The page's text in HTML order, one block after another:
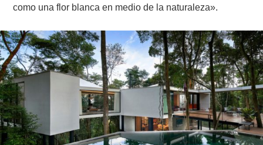
como una flor blanca en medio de la naturaleza».